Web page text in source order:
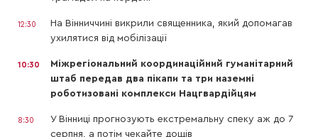
12:30
На Вінниччині викрили священника, який допомагав
ухилятися від мобілізації
10:30
Міжрегіональний координаційний гуманітарний
штаб передав два пікапи та три наземні
роботизовані комплекси Нацгвардійцям
8:30
У Вінниці прогнозують екстремальну спеку аж до 7
серпня, а потім чекайте дощів